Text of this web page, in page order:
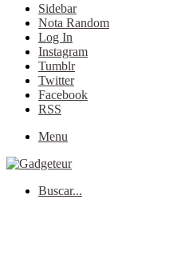
Sidebar
Nota Random
Log In
Instagram
Tumblr
Twitter
Facebook
RSS
Menu
Buscar...